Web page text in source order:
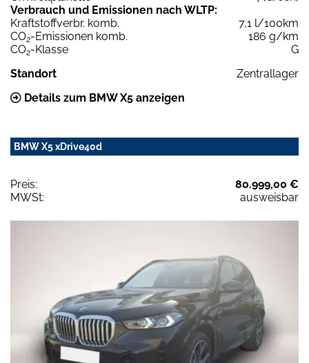
Verbrauch und Emissionen nach WLTP:
Kraftstoffverbr. komb.
7,1 l/100km
CO2-Emissionen komb.
186 g/km
CO2-Klasse
G
Standort
Zentrallager
Details zum BMW X5 anzeigen
BMW X5 xDrive40d
Preis:
80.999,00 €
MWSt:
ausweisbar